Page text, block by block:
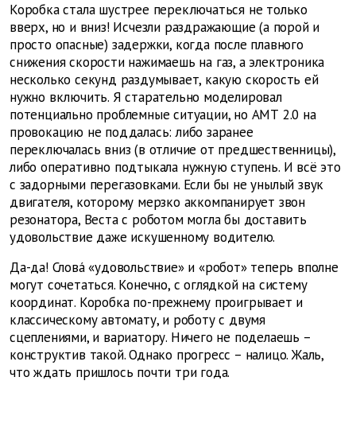
Коробка стала шустрее переключаться не только
вверх, но и вниз! Исчезли раздражающие (а порой и
просто опасные) задержки, когда после плавного
снижения скорости нажимаешь на газ, а электроника
несколько секунд раздумывает, какую скорость ей
нужно включить. Я старательно моделировал
потенциально проблемные ситуации, но АМТ 2.0 на
провокацию не поддалась: либо заранее
переключалась вниз (в отличие от предшественницы),
либо оперативно подтыкала нужную ступень. И всё это
с задорными перегазовками. Если бы не унылый звук
двигателя, которому мерзко аккомпанирует звон
резонатора, Веста с роботом могла бы доставить
удовольствие даже искушенному водителю.
Да-да! Словá «удовольствие» и «робот» теперь вполне
могут сочетаться. Конечно, с оглядкой на систему
координат. Коробка по-прежнему проигрывает и
классическому автомату, и роботу с двумя
сцеплениями, и вариатору. Ничего не поделаешь –
конструктив такой. Однако прогресс – налицо. Жаль,
что ждать пришлось почти три года.